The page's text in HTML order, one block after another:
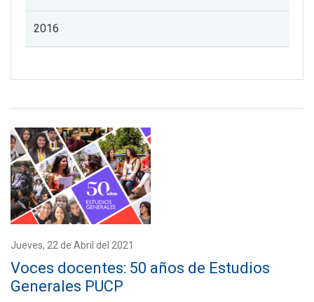
2016
Jueves, 22 de Abril del 2021
Voces docentes: 50 años de Estudios
Generales PUCP